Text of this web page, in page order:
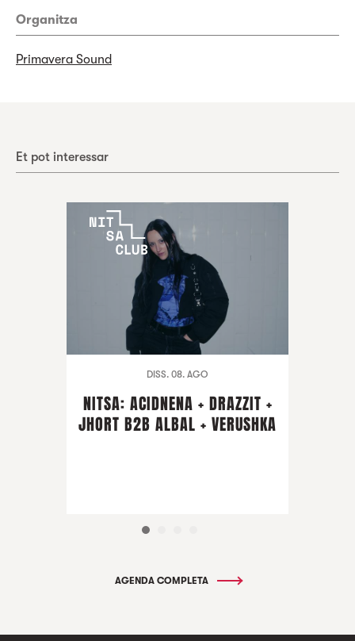
Organitza
Primavera Sound
Et pot interessar
DISS. 08. AGO
NITSA: ACIDNENA + DRAZZIT +
JHORT B2B ALBAL + VERUSHKA
AGENDA COMPLETA